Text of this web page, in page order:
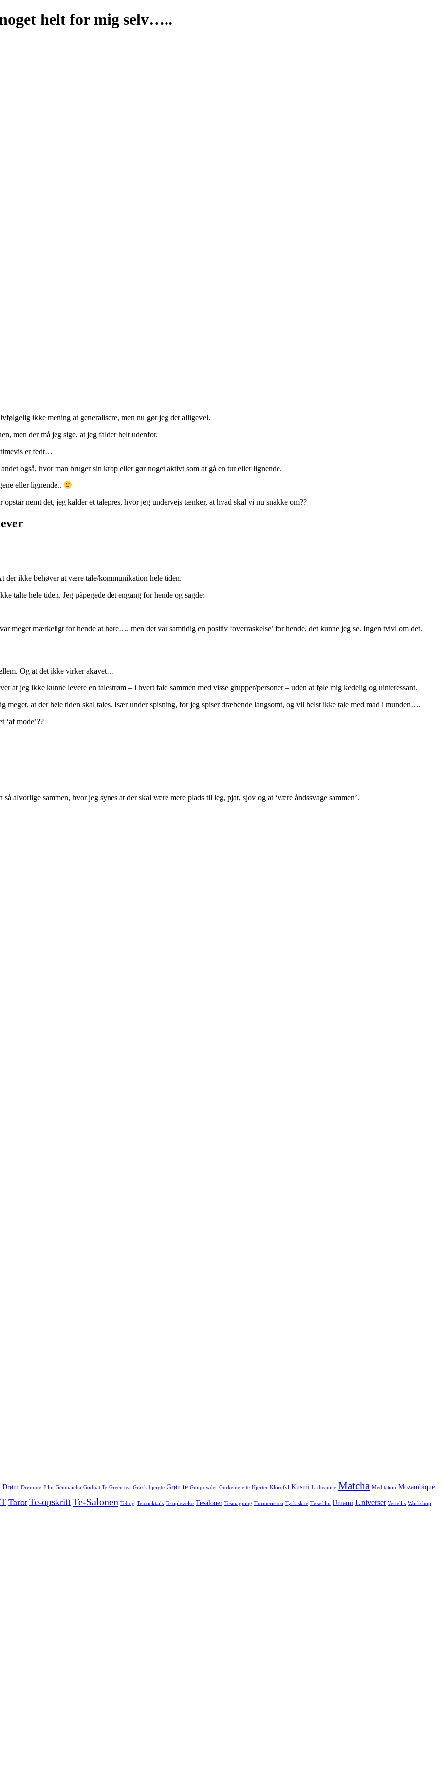
helt for mig selv…..
ikke mening at generalisere, men nu gør jeg det alligevel.
men der må jeg sige, at jeg falder helt udenfor.
timevis er fedt…
også, hvor man bruger sin krop eller gør noget aktivt som at gå en tur eller lignende.
eller lignende..
nemt det, jeg kalder et talepres, hvor jeg undervejs tænker, at hvad skal vi nu snakke om??
der ikke behøver at være tale/kommunikation hele tiden.
talte hele tiden. Jeg påpegede det engang for hende og sagde:
meget mærkeligt for hende at høre…. men det var samtidig en positiv ‘overraskelse’ for hende, det kunne jeg se. Ingen tvivl om det.
Og at det ikke virker akavet…
at jeg ikke kunne levere en talestrøm – i hvert fald sammen med visse grupper/personer – uden at føle mig kedelig og uinteressant.
meget, at der hele tiden skal tales. Især under spisning, for jeg spiser dræbende langsomt, og vil helst ikke tale med mad i munden….
‘af mode’??
alvorlige sammen, hvor jeg synes at der skal være mere plads til leg, pjat, sjov og at ‘være åndssvage sammen’.
Drøm Drømme Film Genmaicha Godnat Te Green tea Græsk bjergte Grøn te Gunpowder Gurkemeje te Hjerter Klorofyl Kusmi L-theanine Matcha Meditation Mozambique
Tarot Te-opskriftTe-Salonen Tebog Te cocktails Te oplevelse Tesaloner Tesmagning Turmeric tea Tyrkisk te Tøsefilm Umami Universet Vertellis Workshop